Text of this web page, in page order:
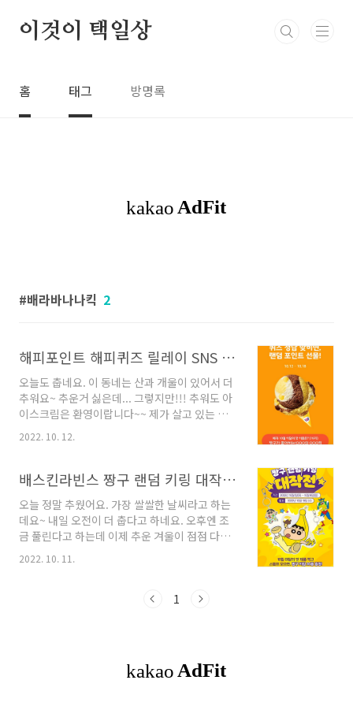
이것이 택일상
홈 태그 방명록
배라바나나킥 2
해피포인트 해피퀴즈 릴레이 SNS 퀴즈 10월 12일~18일 정답 포함
오늘도 춥네요. 이 동네는 산과 개울이 있어서 더
추워요~ 추운거 싫은데... 그렇지만!!! 추워도 아
이스크림은 환영이랍니다~~ 제가 살고 있는 곳
은 배라가 없어서 차 타고 조금 가야 돼서 슬퍼요
~~ ㅠㅠ 배라로 이야기를 시작했는데요~ 이번 해
같기도 하고~ ㅋㅋㅋㅋㅋ 뭔지 보러 갈까요???
즈는 10월 25일까지 총 3차례로 진행됩니다! 이
번엔 2차 퀴즈!! 10월의 테마는 가을 신메뉴 입니
다! 10월 12일부터 10월 18일까지 총7일간 인스
타그램을 통해 퀴즈를 참여할 수 있어요! 해피포
즈를 확인 후 링크를 통해 정답..
2022. 10. 12.
배스킨라빈스 짱구 랜덤 키링 대작전 10월 1일~10월 16일까지
오늘 정말 추웠어요. 가장 쌀쌀한 날씨라고 하는
데요~ 내일 오전이 더 춥다고 하네요. 오후엔 조
금 풀린다고 하는데 이제 추운 겨울이 점점 다가
오고 있으니 추위 조심하시구요~ 감기, 코로나 조
심하셔요~~~ 좋아하는 만화 중에 '짱구는 못말
구까지 나왔어요~ 그래서 더 반갑기도 해요. 배스
안 남았네요. 10월 이달의 맛 제품을 먹고 스탬프
를 모으면, 짱구 키링 20종을 증정합니다!!!! 참
2022. 10. 11.
1